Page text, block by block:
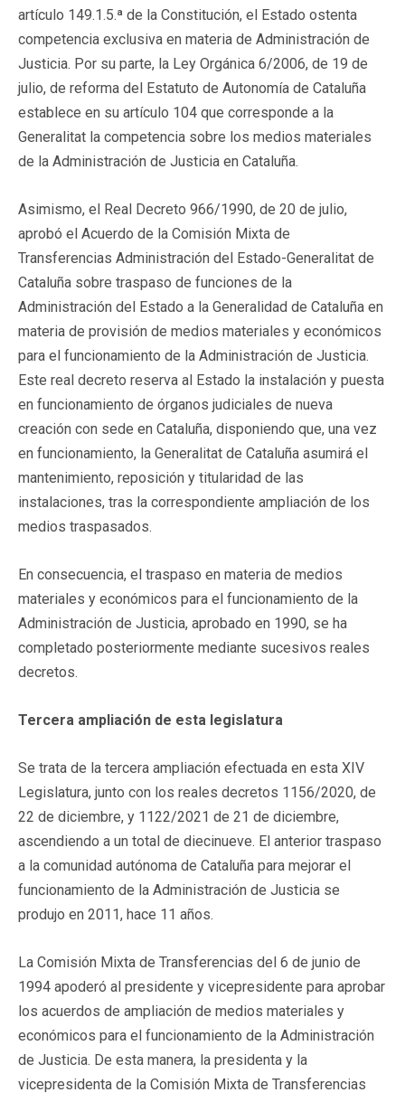
artículo 149.1.5.ª de la Constitución, el Estado ostenta
competencia exclusiva en materia de Administración de
Justicia. Por su parte, la Ley Orgánica 6/2006, de 19 de
julio, de reforma del Estatuto de Autonomía de Cataluña
establece en su artículo 104 que corresponde a la
Generalitat la competencia sobre los medios materiales
de la Administración de Justicia en Cataluña.
Asimismo, el Real Decreto 966/1990, de 20 de julio,
aprobó el Acuerdo de la Comisión Mixta de
Transferencias Administración del Estado-Generalitat de
Cataluña sobre traspaso de funciones de la
Administración del Estado a la Generalidad de Cataluña en
materia de provisión de medios materiales y económicos
para el funcionamiento de la Administración de Justicia.
Este real decreto reserva al Estado la instalación y puesta
en funcionamiento de órganos judiciales de nueva
creación con sede en Cataluña, disponiendo que, una vez
en funcionamiento, la Generalitat de Cataluña asumirá el
mantenimiento, reposición y titularidad de las
instalaciones, tras la correspondiente ampliación de los
medios traspasados.
En consecuencia, el traspaso en materia de medios
materiales y económicos para el funcionamiento de la
Administración de Justicia, aprobado en 1990, se ha
completado posteriormente mediante sucesivos reales
decretos.
Tercera ampliación de esta legislatura
Se trata de la tercera ampliación efectuada en esta XIV
Legislatura, junto con los reales decretos 1156/2020, de
22 de diciembre, y 1122/2021 de 21 de diciembre,
ascendiendo a un total de diecinueve. El anterior traspaso
a la comunidad autónoma de Cataluña para mejorar el
funcionamiento de la Administración de Justicia se
produjo en 2011, hace 11 años.
La Comisión Mixta de Transferencias del 6 de junio de
1994 apoderó al presidente y vicepresidente para aprobar
los acuerdos de ampliación de medios materiales y
económicos para el funcionamiento de la Administración
de Justicia. De esta manera, la presidenta y la
vicepresidenta de la Comisión Mixta de Transferencias